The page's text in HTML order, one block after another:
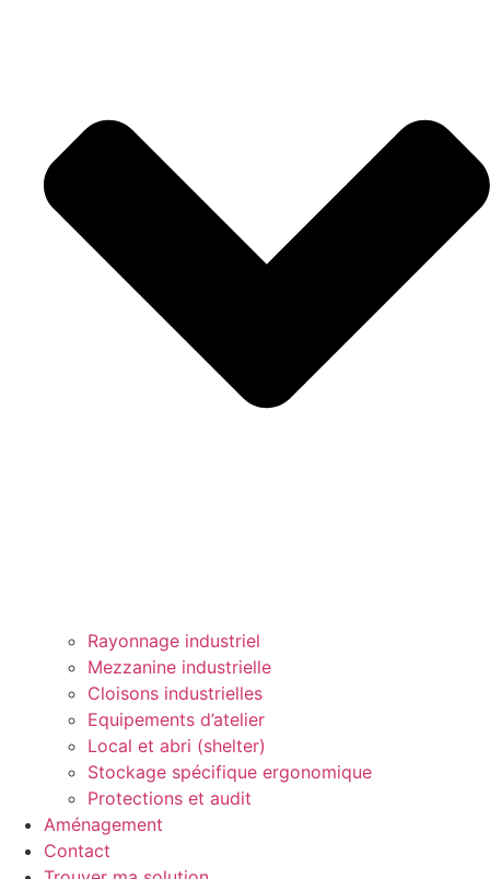
Rayonnage industriel
Mezzanine industrielle
Cloisons industrielles
Equipements d’atelier
Local et abri (shelter)
Stockage spécifique ergonomique
Protections et audit
Aménagement
Contact